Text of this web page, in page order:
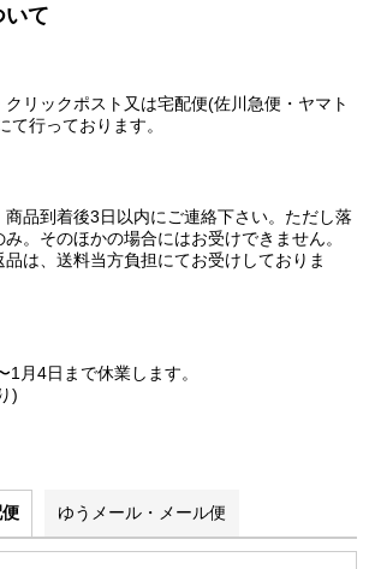
いて
リックポスト又は宅配便(佐川急便・ヤマト
て行っております。
商品到着後3日以内にご連絡下さい。ただし落
。そのほかの場合にはお受けできません。
は、送料当方負担にてお受けしておりま
月4日まで休業します。
)
ゆうメール・メール便